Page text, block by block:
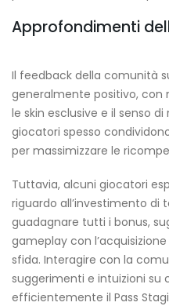
Approfondimenti
Il feedback della comunità
generalmente positivo, con
le skin esclusive e il senso
giocatori spesso
per massimizzare le
Tuttavia, alcuni giocatori
riguardo all’investimento di
guadagnare tutti i bonus,
gameplay con
sfida. Interagire con la
suggerimenti e intuizioni su
efficientemente il Pass